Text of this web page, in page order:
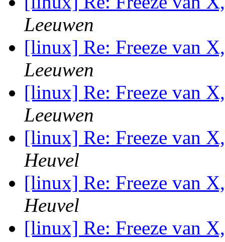
Leeuwen
[linux] Re: Freeze van
Leeuwen
[linux] Re: Freeze van
Leeuwen
[linux] Re: Freeze van
Heuvel
[linux] Re: Freeze van
Heuvel
[linux] Re: Freeze van